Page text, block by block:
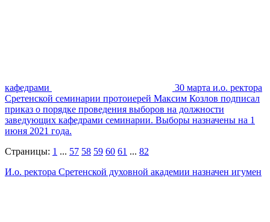
кафедрами
30 марта и.о. ректора
Сретенской семинарии протоиерей Максим Козлов подписал
приказ о порядке проведения выборов на должности
заведующих кафедрами семинарии. Выборы назначены на 1
июня 2021 года.
Страницы: 1 ... 57 58 59 60 61 ... 82
И.о. ректора Сретенской духовной академии назначен игумен